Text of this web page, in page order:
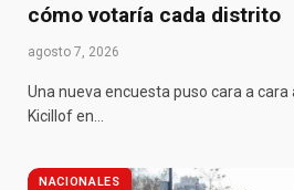
cómo votaría cada distrito
agosto 7, 2026
Una nueva encuesta puso cara a cara
Kicillof en…
NACIONALES